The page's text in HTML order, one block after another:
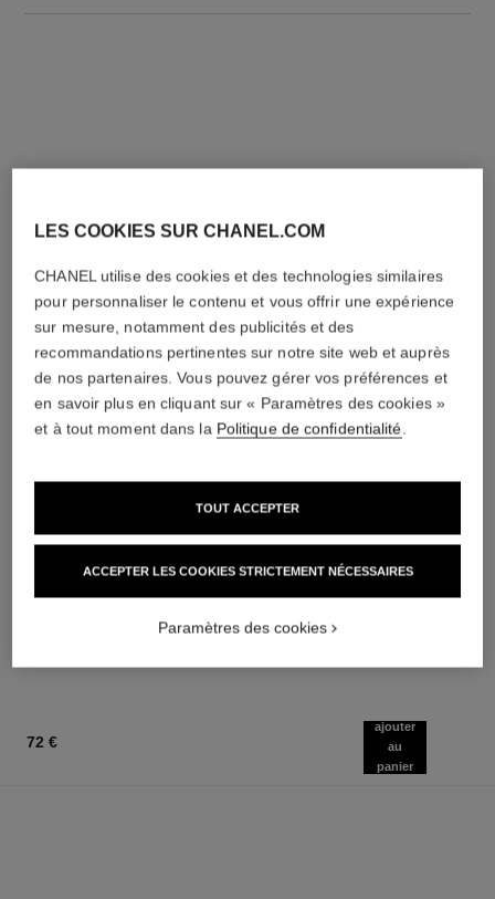
Eau de Toilette Vaporisateur
Réf. 126460
Le Rouge Intense
Réf. 160990
72 €
ajouter
au
panier
LES COOKIES SUR CHANEL.COM
CHANEL utilise des cookies et des technologies similaires
pour personnaliser le contenu et vous offrir une expérience
sur mesure, notamment des publicités et des
recommandations pertinentes sur notre site web et auprès
de nos partenaires. Vous pouvez gérer vos préférences et
en savoir plus en cliquant sur « Paramètres des cookies »
et à tout moment dans la Politique de confidentialité.
ACCEPTER LES COOKIES STRICTEMENT NÉCESSAIRES
TOUT ACCEPTER
Paramètres des cookies